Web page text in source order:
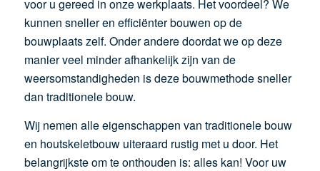
voor u gereed in onze werkplaats. Het voordeel? We
kunnen sneller en efficiënter bouwen op de
bouwplaats zelf. Onder andere doordat we op deze
manier veel minder afhankelijk zijn van de
weersomstandigheden is deze bouwmethode sneller
dan traditionele bouw.
Wij nemen alle eigenschappen van traditionele bouw
en houtskeletbouw uiteraard rustig met u door. Het
belangrijkste om te onthouden is: alles kan! Voor uw